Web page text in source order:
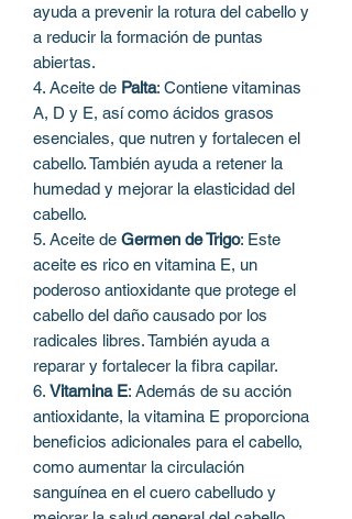
ayuda a prevenir la rotura del cabello y
a reducir la formación de puntas
abiertas.
4. Aceite de Palta: Contiene vitaminas
A, D y E, así como ácidos grasos
esenciales, que nutren y fortalecen el
cabello. También ayuda a retener la
humedad y mejorar la elasticidad del
cabello.
5. Aceite de Germen de Trigo: Este
aceite es rico en vitamina E, un
poderoso antioxidante que protege el
cabello del daño causado por los
radicales libres. También ayuda a
reparar y fortalecer la fibra capilar.
6. Vitamina E: Además de su acción
antioxidante, la vitamina E proporciona
beneficios adicionales para el cabello,
como aumentar la circulación
sanguínea en el cuero cabelludo y